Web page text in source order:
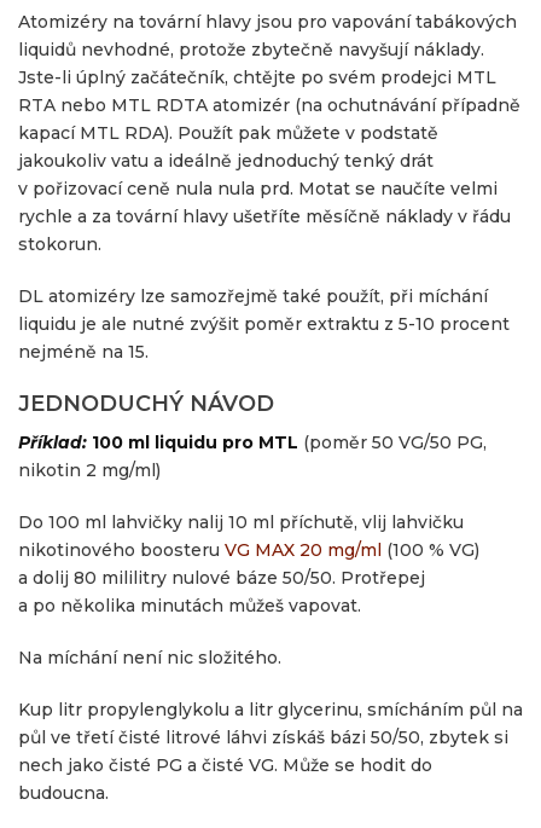
Atomizéry na tovární hlavy jsou pro vapování tabákových
liquidů nevhodné, protože zbytečně navyšují náklady.
Jste-li úplný začátečník, chtějte po svém prodejci MTL
RTA nebo MTL RDTA atomizér (na ochutnávání případně
kapací MTL RDA). Použít pak můžete v podstatě
jakoukoliv vatu a ideálně jednoduchý tenký drát
v pořizovací ceně nula nula prd. Motat se naučíte velmi
rychle a za tovární hlavy ušetříte měsíčně náklady v řádu
stokorun.
DL atomizéry lze samozřejmě také použít, při míchání
liquidu je ale nutné zvýšit poměr extraktu z 5-10 procent
nejméně na 15.
JEDNODUCHÝ NÁVOD
Příklad: 100 ml liquidu pro MTL (poměr 50 VG/50 PG,
nikotin 2 mg/ml)
Do 100 ml lahvičky nalij 10 ml příchutě, vlij lahvičku
nikotinového boosteru VG MAX 20 mg/ml (100 % VG)
a dolij 80 mililitry nulové báze 50/50. Protřepej
a po několika minutách můžeš vapovat.
Na míchání není nic složitého.
Kup litr propylenglykolu a litr glycerinu, smícháním půl na
půl ve třetí čisté litrové láhvi získáš bázi 50/50, zbytek si
nech jako čisté PG a čisté VG. Může se hodit do
budoucna.